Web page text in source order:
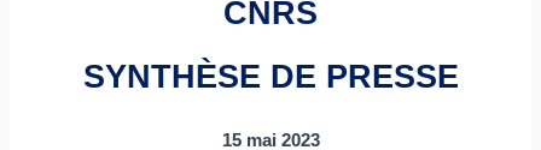
CNRS
SYNTHÈSE DE PRESSE
15 mai 2023